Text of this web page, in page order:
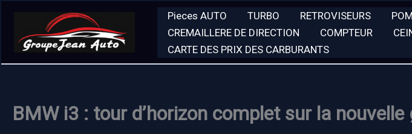
contenu
Pieces AUTO TURBO RETROVISEURS
CREMAILLERE DE DIRECTION
COMPTEUR
CARTE DES PRIX DES CARBURANTS
BMW i3 : tour d’horizon complet sur la nouvelle